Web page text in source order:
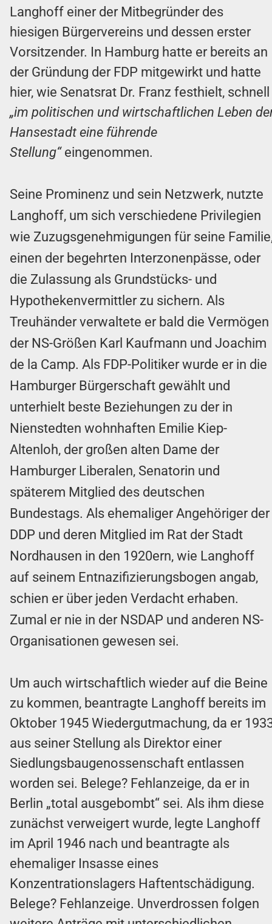
Langhoff einer der Mitbegründer des
hiesigen Bürgervereins und dessen erster
Vorsitzender. In Hamburg hatte er bereits an
der Gründung der FDP mitgewirkt und hatte
hier, wie Senatsrat Dr. Franz festhielt, schnell
„im politischen und wirtschaftlichen Leben
Hansestadt eine führende
Stellung“ eingenommen.
Seine Prominenz und sein Netzwerk, nutzte
Langhoff, um sich verschiedene Privilegien
wie Zuzugsgenehmigungen für seine
einen der begehrten Interzonenpässe, oder
die Zulassung als Grundstücks- und
Hypothekenvermittler zu sichern. Als
Treuhänder verwaltete er bald die Vermögen
der NS-Größen Karl Kaufmann und Joachim
de la Camp. Als FDP-Politiker wurde er in die
Hamburger Bürgerschaft gewählt und
unterhielt beste Beziehungen zu der in
Nienstedten wohnhaften Emilie Kiep-
Altenloh, der großen alten Dame der
Hamburger Liberalen, Senatorin und
späterem Mitglied des deutschen
Bundestags. Als ehemaliger Angehöriger der
DDP und deren Mitglied im Rat der Stadt
Nordhausen in den 1920ern, wie Langhoff
auf seinem Entnazifizierungsbogen angab,
schien er über jeden Verdacht erhaben.
Zumal er nie in der NSDAP und anderen NS-
Organisationen gewesen sei.
Um auch wirtschaftlich wieder auf die Beine
zu kommen, beantragte Langhoff bereits im
Oktober 1945 Wiedergutmachung, da er
aus seiner Stellung als Direktor einer
Siedlungsbaugenossenschaft entlassen
worden sei. Belege? Fehlanzeige, da er in
Berlin „total ausgebombt“ sei. Als ihm diese
zunächst verweigert wurde, legte Langhoff
im April 1946 nach und beantragte als
ehemaliger Insasse eines
Konzentrationslagers Haftentschädigung.
Belege? Fehlanzeige. Unverdrossen folgen